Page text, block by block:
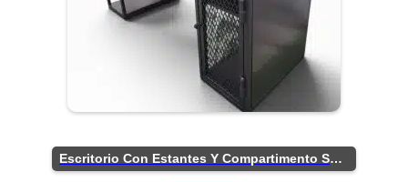
Escritorio Con Estantes Y Compartimento Seguro